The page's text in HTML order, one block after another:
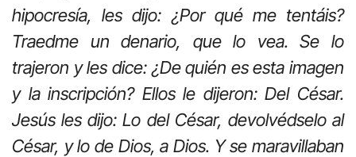
hipocresía, les dijo: ¿Por qué me tentáis?
Traedme un denario, que lo vea. Se lo
trajeron y les dice: ¿De quién es esta imagen
y la inscripción? Ellos le dijeron: Del César.
Jesús les dijo: Lo del César, devolvédselo al
César, y lo de Dios, a Dios. Y se maravillaban